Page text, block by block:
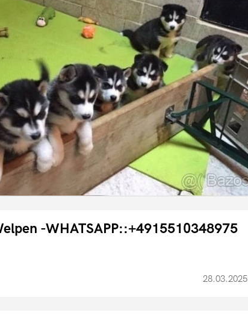
-WHATSAPP::+4915510348975
28.03.2025